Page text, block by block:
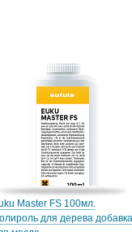
Master FS 100мл.
для дерева добавка